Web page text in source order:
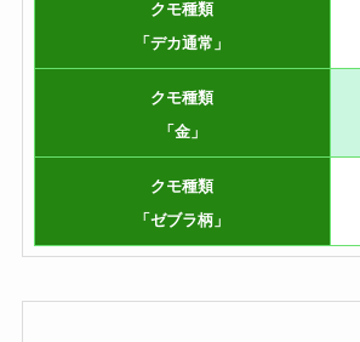
クモ種類
「デカ通常」
クモ種類
「金」
クモ種類
「ゼブラ柄」